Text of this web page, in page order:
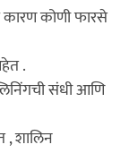
कारण कोणी फारसे
.
संधी आणि
, शालिन